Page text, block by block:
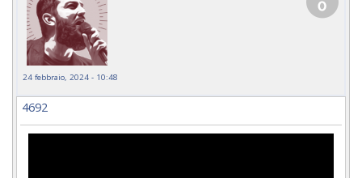
24 febbraio, 2024 - 10:48
4692